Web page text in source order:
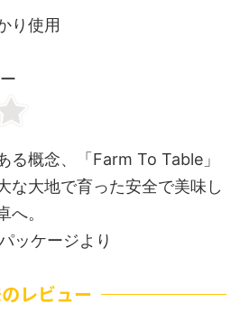
り使用
る概念、「Farm To Table」
な大地で育った安全で美味し
へ。
ッケージより
レビュー